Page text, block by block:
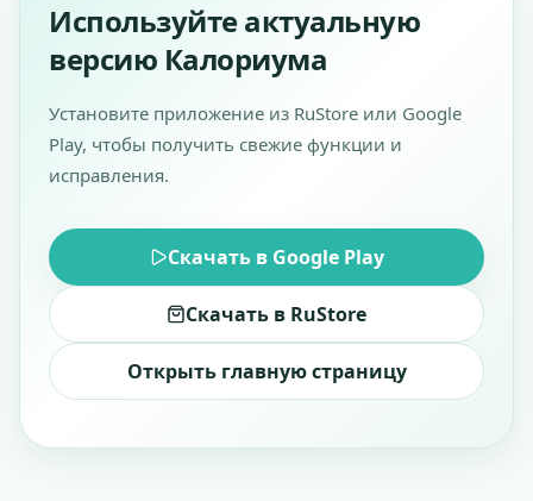
Используйте актуальную
версию Калориума
Установите приложение из RuStore или Google
Play, чтобы получить свежие функции и
исправления.
Скачать в Google Play
Скачать в RuStore
Открыть главную страницу